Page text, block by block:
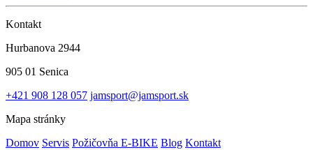
Kontakt
Hurbanova 2944
905 01 Senica
+421 908 128 057 jamsport@jamsport.sk
Mapa stránky
Domov Servis Požičovňa E-BIKE Blog Kontakt